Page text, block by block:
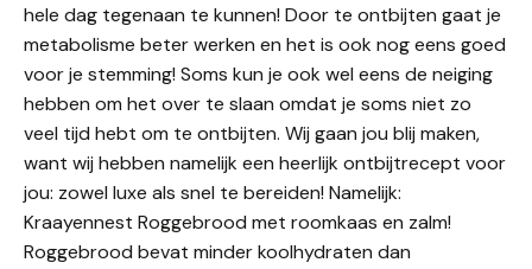
hele dag tegenaan te kunnen! Door te ontbijten gaat je
metabolisme beter werken en het is ook nog eens goed
voor je stemming! Soms kun je ook wel eens de neiging
hebben om het over te slaan omdat je soms niet zo
veel tijd hebt om te ontbijten. Wij gaan jou blij maken,
want wij hebben namelijk een heerlijk ontbijtrecept voor
jou: zowel luxe als snel te bereiden! Namelijk:
Kraayennest Roggebrood met roomkaas en zalm!
Roggebrood bevat minder koolhydraten dan